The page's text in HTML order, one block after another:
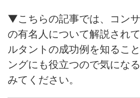
▼こちらの記事では、コン
の有名人について解説され
ルタントの成功例を知るこ
ングにも役立つので気にな
みてください。